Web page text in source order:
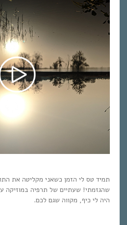
תמיד טס לי הזמן כשאני מקליטה את
שהגזמתי! שעתיים של תרפיה במוזיקה
היה לי כיף, מקווה שגם לכם.